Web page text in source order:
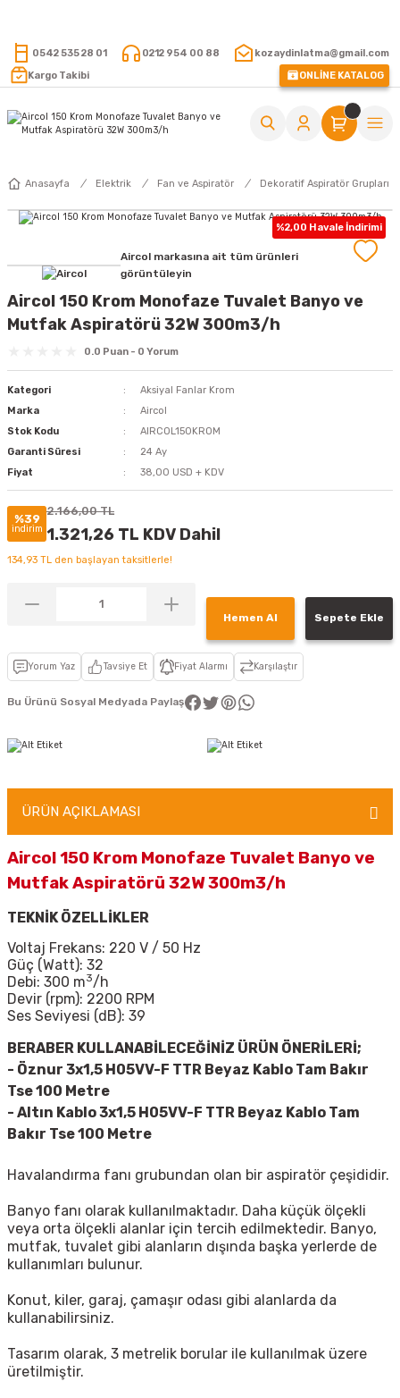
0542 535 28 01 0212 954 00 88
kozaydinlatma@gmail.com
Kargo Takibi
ONLİNE KATALOG
Anasayfa Elektrik Fan ve Aspiratör Dekoratif Aspiratör Grupları
%2,00 Havale İndirimi
Aircol markasına ait tüm ürünleri
görüntüleyin
Aircol 150 Krom Monofaze Tuvalet Banyo ve
Mutfak Aspiratörü 32W 300m3/h
0.0 Puan - 0 Yorum
Kategori
Aksiyal Fanlar Krom
Marka
Aircol
Stok Kodu
AIRCOL150KROM
Garanti Süresi
24 Ay
Fiyat
38,00 USD + KDV
%39
indirim
2.166,00 TL
1.321,26 TL KDV Dahil
134,93 TL den başlayan taksitlerle!
Hemen Al Sepete Ekle
Yorum Yaz Tavsiye Et Fiyat Alarmı Karşılaştır
Bu Ürünü Sosyal Medyada Paylaş
ÜRÜN AÇIKLAMASI
Aircol 150 Krom Monofaze Tuvalet Banyo ve
Mutfak Aspiratörü 32W 300m3/h
TEKNİK ÖZELLİKLER
Voltaj Frekans: 220 V / 50 Hz
Güç (Watt): 32
Debi: 300 m3/h
Devir (rpm): 2200 RPM
Ses Seviyesi (dB): 39
BERABER KULLANABİLECEĞİNİZ ÜRÜN ÖNERİLERİ;
- Öznur 3x1,5 H05VV-F TTR Beyaz Kablo Tam Bakır
Tse 100 Metre
- Altın Kablo 3x1,5 H05VV-F TTR Beyaz Kablo Tam
Bakır Tse 100 Metre
Havalandırma fanı grubundan olan bir aspiratör çeşididir.
Banyo fanı olarak kullanılmaktadır. Daha küçük ölçekli
veya orta ölçekli alanlar için tercih edilmektedir. Banyo,
mutfak, tuvalet gibi alanların dışında başka yerlerde de
kullanımları bulunur.
Konut, kiler, garaj, çamaşır odası gibi alanlarda da
kullanabilirsiniz.
Tasarım olarak, 3 metrelik borular ile kullanılmak üzere
üretilmiştir.